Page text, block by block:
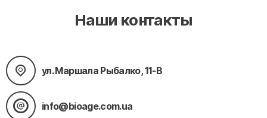
Наши контакты
ул. Маршала Рыбалко, 11-В
info@bioage.com.ua